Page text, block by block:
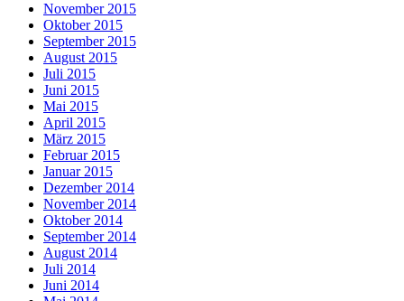
November 2015
Oktober 2015
September 2015
August 2015
Juli 2015
Juni 2015
Mai 2015
April 2015
März 2015
Februar 2015
Januar 2015
Dezember 2014
November 2014
Oktober 2014
September 2014
August 2014
Juli 2014
Juni 2014